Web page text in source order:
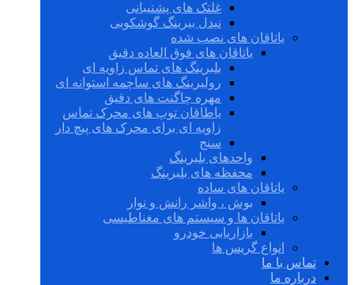
غلتک های پشتیبانی
نیدل بیرینگ گوشکوبی
یاتاقان های نصب شده
یاتاقان های فوق العاده دقیق
بلبرینگ های تماس زاویه ای
رولبرینگ های ساچمه استوانه ای
مهره چاگنت های دقیق
یاطاقان توپ های محرک تماس
زاویه ای برای محرک های پیچ دار
سنج
واحدهای بلبرینگ
محفظه های بلبرینگ
یاتاقان های ساده
بوش ، واشر رانش و نوار
یاتاقان ها و سیستم های مغناطیسی
بازاریابی خودرو
انواع گریس ها
تماس با ما
درباره ما